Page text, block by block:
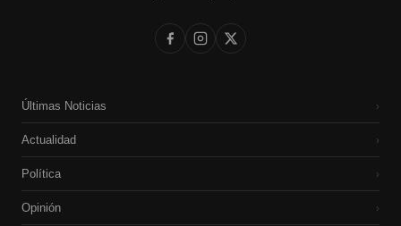
Últimas Noticias ›
Actualidad ›
Política ›
Opinión ›